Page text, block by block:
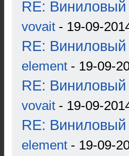
RE: Виниловый
vovait - 19-09-
RE: Виниловый
element - 19-09-
RE: Виниловый
vovait - 19-09-
RE: Виниловый
element - 19-09-